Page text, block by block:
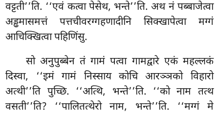
वट्टती’’ति. ‘‘एवं कत्वा पेसेथ, भन्ते’’ति. अथ नं पब्बाजेत्वा
अड्ढमासमत्तं पत्तचीवरग्गहणादीनि सिक्खापेत्वा मग्गं
आचिक्खित्वा पहिणिंसु.
सो अनुपुब्बेन तं गामं पत्वा गामद्वारे एकं महल्लकं
दिस्वा, ‘‘इमं गामं निस्साय कोचि आरञ्ञको विहारो
अत्थी’’ति पुच्छि. ‘‘अत्थि, भन्ते’’ति. ‘‘को नाम तत्थ
वसती’’ति? ‘‘पालितत्थेरो नाम, भन्ते’’ति. ‘‘मग्गं मे